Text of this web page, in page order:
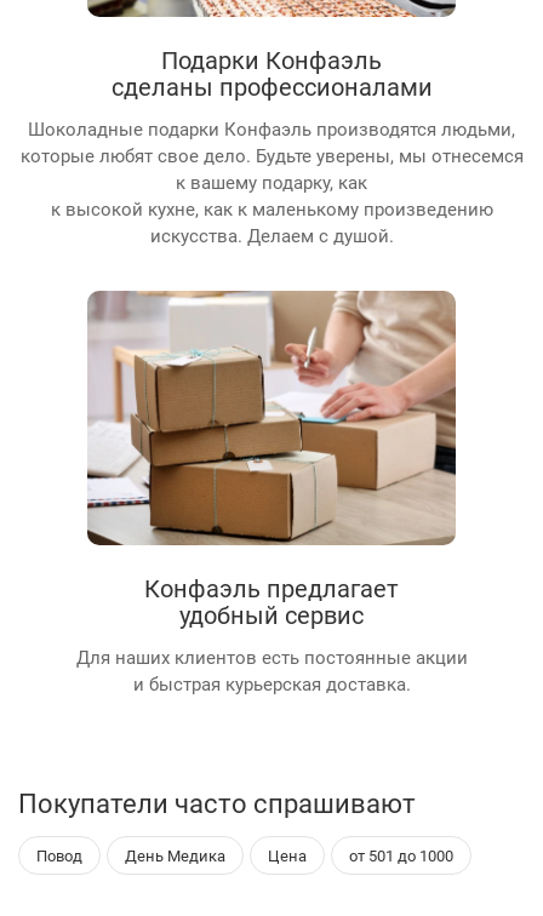
Подарки Конфаэль
сделаны профессионалами
Шоколадные подарки Конфаэль производятся людьми,
которые любят свое дело. Будьте уверены, мы отнесемся
к вашему подарку, как
к высокой кухне, как к маленькому произведению
искусства. Делаем с душой.
Конфаэль предлагает
удобный сервис
Для наших клиентов есть постоянные акции
и быстрая курьерская доставка.
Покупатели часто спрашивают
Повод День Медика Цена от 501 до 1000